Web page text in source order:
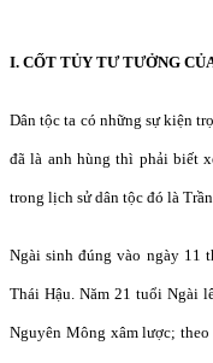
I. CỐT TỦY TƯ TƯỞNG
Dân tộc ta có những sự kiện
đã là anh hùng thì phải biết
trong lịch sử dân tộc đó là
Ngài sinh đúng vào ngày 11
Thái Hậu. Năm 21 tuổi Ngài
Nguyên Mông xâm lược;